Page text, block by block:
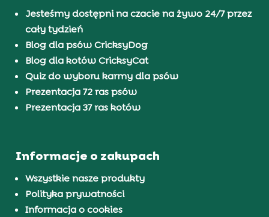
Jesteśmy dostępni na czacie na żywo 24/7 przez
cały tydzień
Blog dla psów CricksyDog
Blog dla kotów CricksyCat
Quiz do wyboru karmy dla psów
Prezentacja 72 ras psów
Prezentacja 37 ras kotów
Informacje o zakupach
Wszystkie nasze produkty
Polityka prywatności
Informacja o cookies